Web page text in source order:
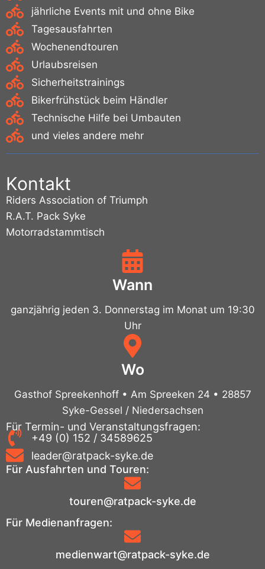
jährliche Events mit und ohne Bike
Tagesausfahrten
Wochenendtouren
Urlaubsreisen
Sicherheitstrainings
Bikerfrühstück beim Händler
Technische Hilfe bei Umbauten
und vieles andere mehr
Kontakt
Riders Association of Triumph
R.A.T. Pack Syke
Motorradstammtisch
Wann
ganzjährig jeden 3. Donnerstag im Monat um 19:30
Uhr
Wo
Gasthof Spreekenhoff • Am Spreeken 24 • 28857
Syke-Gessel / Niedersachsen
Für Termin- und Veranstaltungsfragen:
+49 (0) 152 / 34589625
leader@ratpack-syke.de
Für Ausfahrten und Touren:
touren@ratpack-syke.de
Für Medienanfragen:
medienwart@ratpack-syke.de